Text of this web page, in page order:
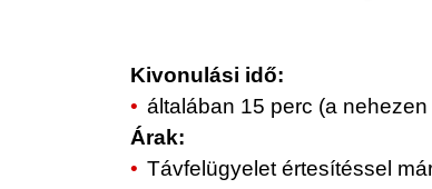
Kivonulási idő:
általában 15 perc (a
Árak:
Távfelügyelet értesítéssel